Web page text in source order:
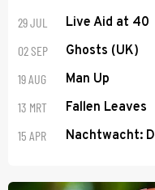
29 JUL Live Aid at 40
02 SEP Ghosts (UK)
19 AUG Man Up
13 MRT Fallen Leaves
15 APR Nachtwacht: